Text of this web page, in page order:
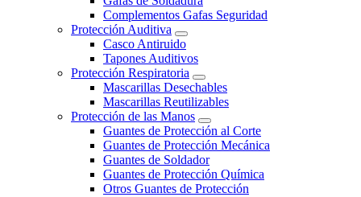
Complementos Gafas Seguridad
Protección Auditiva
Casco Antiruido
Tapones Auditivos
Protección Respiratoria
Mascarillas Desechables
Mascarillas Reutilizables
Protección de las Manos
Guantes de Protección al Corte
Guantes de Protección Mecánica
Guantes de Soldador
Guantes de Protección Química
Otros Guantes de Protección